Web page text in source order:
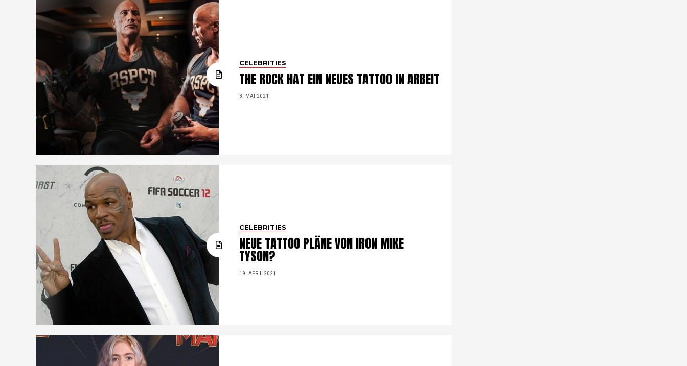
CELEBRITIES
THE ROCK HAT EIN NEUES TATTOO IN ARBEIT
3. MAI 2021
CELEBRITIES
NEUE TATTOO PLÄNE VON IRON MIKE
TYSON?
19. APRIL 2021